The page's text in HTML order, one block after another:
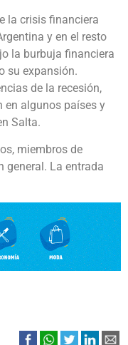
la crisis financiera
y en el resto
la burbuja financiera
su expansión.
de la recesión,
en algunos países y
Salta.
miembros de
general. La entrada